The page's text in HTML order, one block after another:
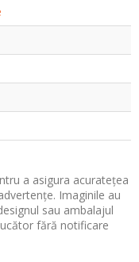
a asigura acuratețea
Imaginile au
sau ambalajul
fără notificare